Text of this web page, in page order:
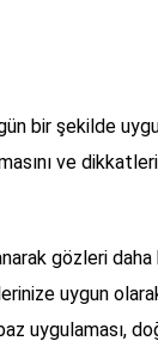
bir şekilde
ve
gözleri daha
uygun
uygulaması,